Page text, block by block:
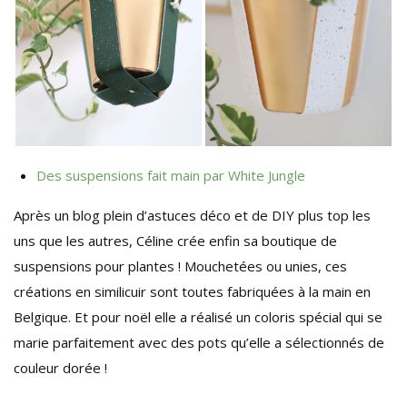
Des suspensions fait main par White Jungle
Après un blog plein d’astuces déco et de DIY plus top les
uns que les autres, Céline crée enfin sa boutique de
suspensions pour plantes ! Mouchetées ou unies, ces
créations en similicuir sont toutes fabriquées à la main en
Belgique. Et pour noël elle a réalisé un coloris spécial qui se
marie parfaitement avec des pots qu’elle a sélectionnés de
couleur dorée !